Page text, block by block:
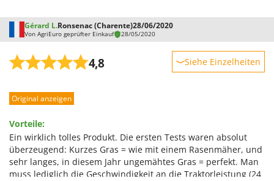
Gérard L.Ronsenac (Charente)28/06/2020
Von AgriEuro geprüfter Einkauf 28/05/2020
4,8 Siehe Einzelheiten
Leistung
Qualität / Preis
Schwierigkeitsgrad Zusammenbau
Verpackung
Original anzeigen
Vorteile:
Ein wirklich tolles Produkt. Die ersten Tests waren absolut
überzeugend: Kurzes Gras = wie mit einem Rasenmäher, und
sehr langes, in diesem Jahr ungemähtes Gras = perfekt. Man
muss lediglich die Geschwindigkeit an die Traktorleistung (24